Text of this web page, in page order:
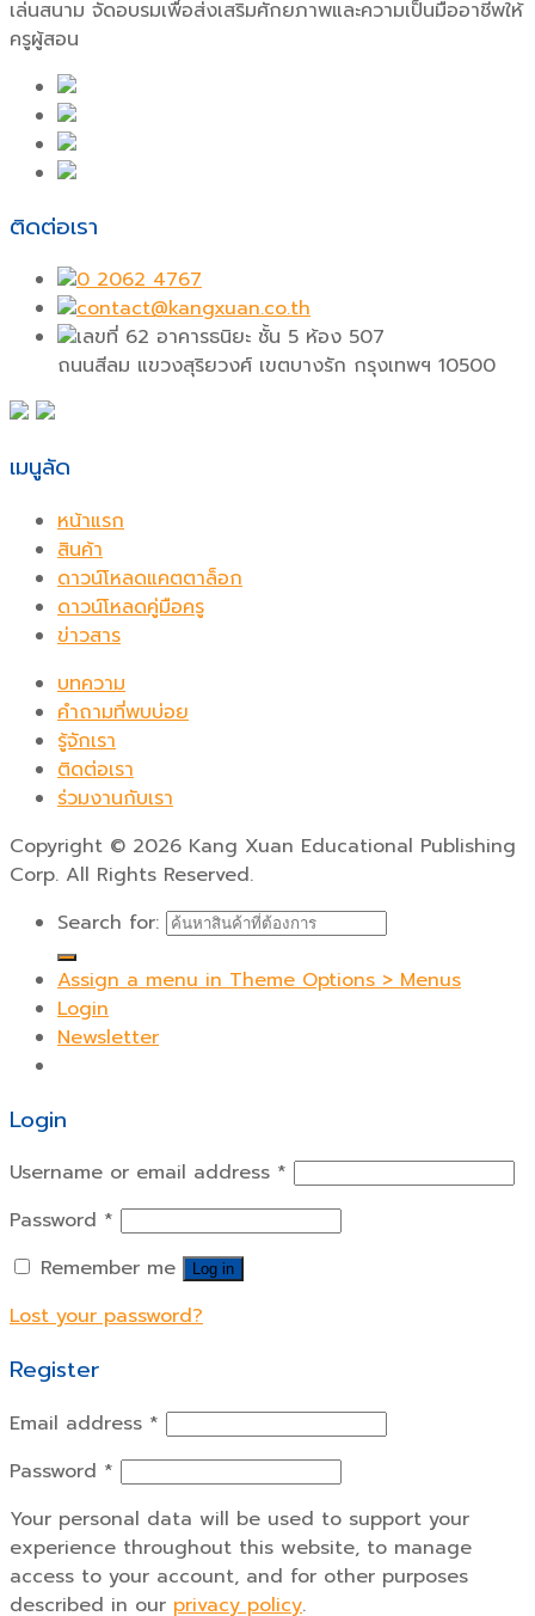
เล่นสนาม จัดอบรมเพื่อส่งเสริมศักยภาพและความเป็นมืออาชีพให้
ครูผู้สอน
ติดต่อเรา
0 2062 4767
contact@kangxuan.co.th
เลขที่ 62 อาคารธนิยะ ชั้น 5 ห้อง 507
ถนนสีลม แขวงสุริยวงศ์ เขตบางรัก กรุงเทพฯ 10500
เมนูลัด
หน้าแรก
สินค้า
ดาวน์โหลดแคตตาล็อก
ดาวน์โหลดคู่มือครู
ข่าวสาร
บทความ
คำถามที่พบบ่อย
รู้จักเรา
ติดต่อเรา
ร่วมงานกับเรา
Copyright © 2026 Kang Xuan Educational Publishing
Corp. All Rights Reserved.
Search for:
Assign a menu in Theme Options > Menus
Login
Newsletter
Login
Username or email address *
Password *
Remember me
Log in
Lost your password?
Register
Email address *
Password *
Your personal data will be used to support your
experience throughout this website, to manage
access to your account, and for other purposes
described in our privacy policy.